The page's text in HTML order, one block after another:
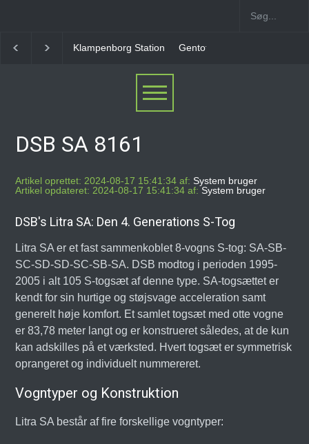
Gentofte Station Ny Ellebjerg Station [2006-2023]
DSB SA 8161
Artikel oprettet: 2024-08-17 15:41:34 af: System bruger
Artikel opdateret: 2024-08-17 15:41:34 af: System bruger
DSB's Litra SA: Den 4. Generations S-Tog
Litra SA er et fast sammenkoblet 8-vogns S-tog: SA-SB-
SC-SD-SD-SC-SB-SA. DSB modtog i perioden 1995-
2005 i alt 105 S-togsæt af denne type. SA-togsættet er
kendt for sin hurtige og støjsvage acceleration samt
generelt høje komfort. Et samlet togsæt med otte vogne
er 83,78 meter langt og er konstrueret således, at de kun
kan adskilles på et værksted. Hvert togsæt er symmetrisk
oprangeret og individuelt nummereret.
Vogntyper og Konstruktion
Litra SA består af fire forskellige vogntyper: